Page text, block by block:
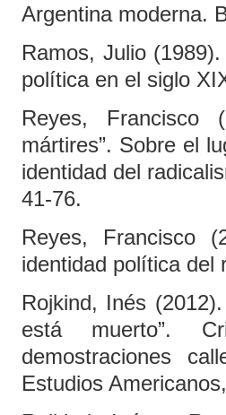
Argentina moderna.
Ramos, Julio
política en el siglo
Reyes, Francisco
mártires”. Sobre el
identidad del
41-76.
Reyes, Francisco
identidad política del
Rojkind, Inés
está muerto”.
demostraciones
Estudios